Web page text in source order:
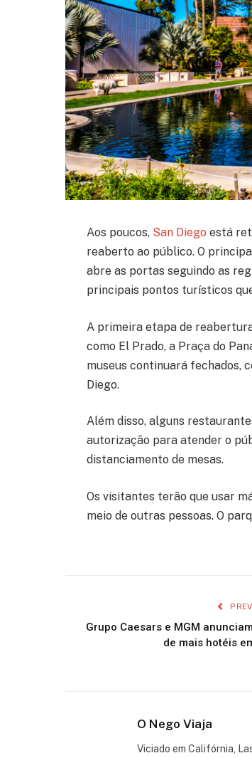
Aos poucos, San Diegoestá
reaberto ao público. O
abre as portas seguindo as
principais pontos turísticos
A primeira etapa de
como El Prado, a Praça do
museus continuará fechados,
Diego.
Além disso, alguns
autorização para atender o
distanciamento de mesas.
Os visitantes terão que usar
meio de outras pessoas. O
Grupo Caesars e MGM
de mais hotéis
O Nego Viaja
Viciado em Califórnia,